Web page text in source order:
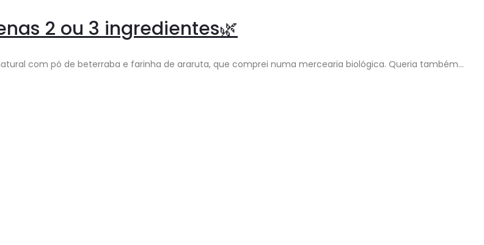
2 ou 3 ingredientes🌿
com pó de beterraba e farinha de araruta, que comprei numa mercearia biológica. Queria também…